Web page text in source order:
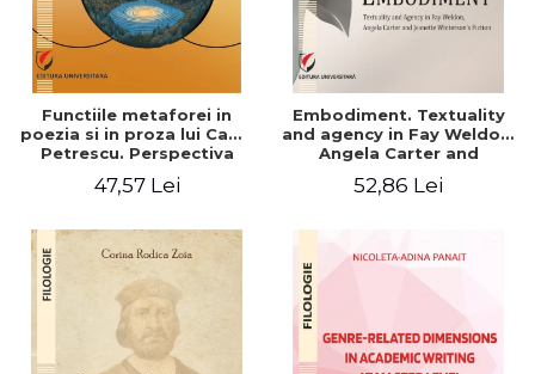
Functiile metaforei in
poezia si in proza lui Camil
Petrescu. Perspectiva
47,57 Lei
Embodiment. Textuality
and agency in Fay Weldon,
Angela Carter and
fiction
52,86 Lei